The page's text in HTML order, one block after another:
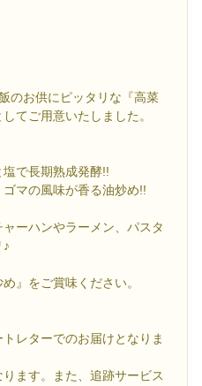
のお供にピッタリな『高菜
てご用意いたしました。
塩で長期熟成発酵!!
ゴマの風味が香る油炒め!!
ーハンやラーメン、パスタ
』をご賞味ください。
レターでのお届けとなりま
ます。また、追跡サービス